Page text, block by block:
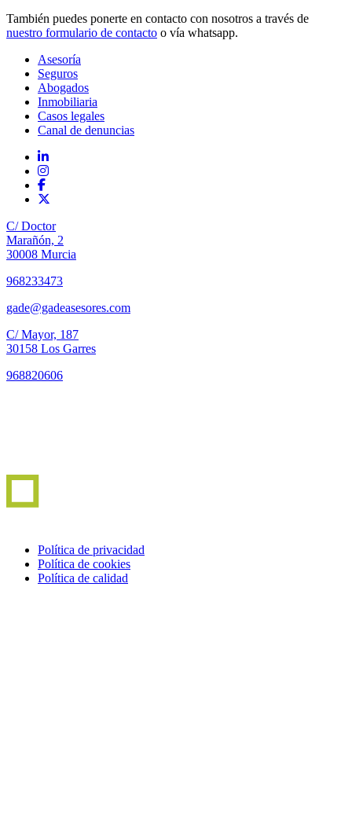
También puedes ponerte en contacto con nosotros a través de
nuestro formulario de contacto o vía whatsapp.
Asesoría
Seguros
Abogados
Inmobiliaria
Casos legales
Canal de denuncias
C/ Doctor
Marañón, 2
30008 Murcia
968233473
gade@gadeasesores.com
C/ Mayor, 187
30158 Los Garres
968820606
Política de privacidad
Política de cookies
Política de calidad